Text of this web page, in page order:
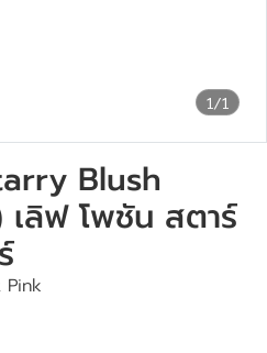
1/1
Blush
ลิฟ โพชัน สตาร์
Pink